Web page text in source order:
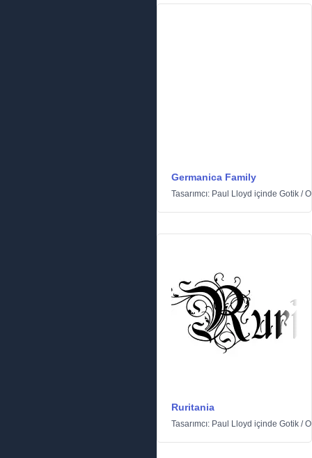
Germanica Family
Tasarımcı: Paul Lloyd içinde Gotik /
Ruritania
Tasarımcı: Paul Lloyd içinde Gotik /